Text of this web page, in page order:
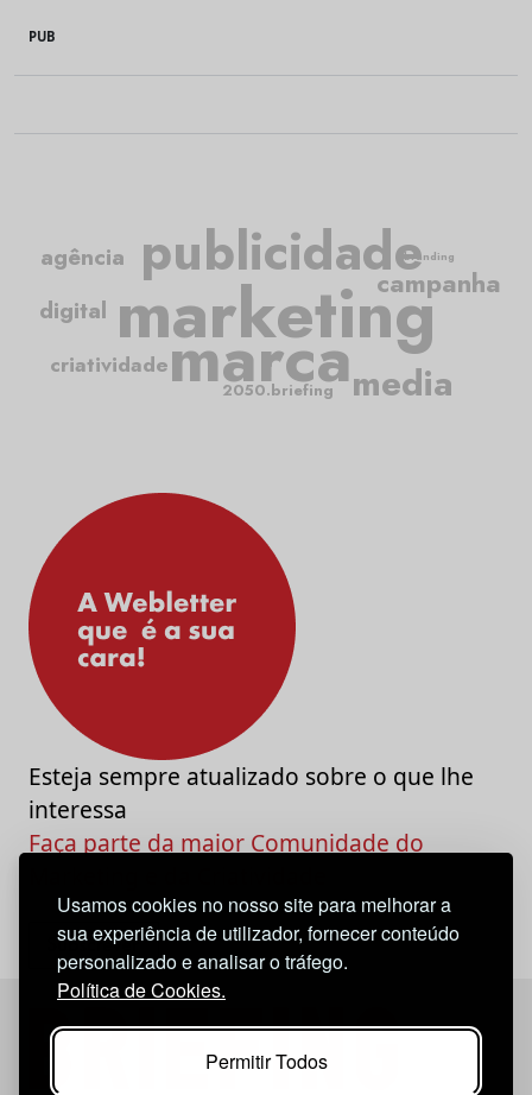
Usamos cookies no nosso site para melhorar a
sua experiência de utilizador, fornecer conteúdo
personalizado e analisar o tráfego.
Política de Cookies.
Permitir Todos
PUB
marketing
publicidade
marca
criatividade
campanha
media
agência
digital
2050.briefing
branding
Esteja sempre atualizado sobre o que lhe
interessa
Faça parte da maior Comunidade do